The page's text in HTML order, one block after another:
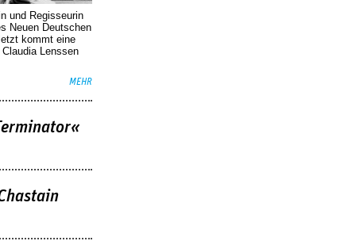
und Regisseurin
Neuen Deutschen
kommt eine
Lenssen
MEHR